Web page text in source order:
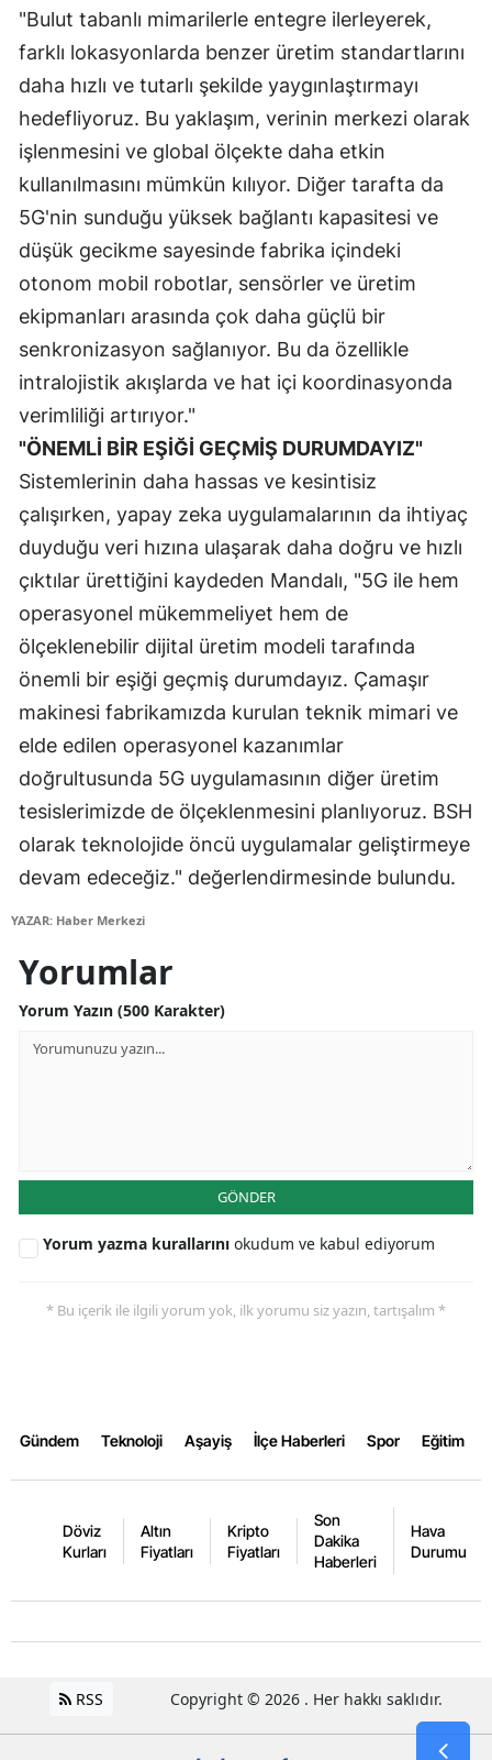
Düzce
"Bulut tabanlı mimarilerle entegre ilerleyerek,
farklı lokasyonlarda benzer üretim standartlarını
daha hızlı ve tutarlı şekilde yaygınlaştırmayı
hedefliyoruz. Bu yaklaşım, verinin merkezi olarak
işlenmesini ve global ölçekte daha etkin
kullanılmasını mümkün kılıyor. Diğer tarafta da
5G'nin sunduğu yüksek bağlantı kapasitesi ve
düşük gecikme sayesinde fabrika içindeki
otonom mobil robotlar, sensörler ve üretim
ekipmanları arasında çok daha güçlü bir
senkronizasyon sağlanıyor. Bu da özellikle
intralojistik akışlarda ve hat içi koordinasyonda
verimliliği artırıyor."
"ÖNEMLİ BİR EŞİĞİ GEÇMİŞ DURUMDAYIZ"
Sistemlerinin daha hassas ve kesintisiz
çalışırken, yapay zeka uygulamalarının da ihtiyaç
duyduğu veri hızına ulaşarak daha doğru ve hızlı
çıktılar ürettiğini kaydeden Mandalı, "5G ile hem
operasyonel mükemmeliyet hem de
ölçeklenebilir dijital üretim modeli tarafında
önemli bir eşiği geçmiş durumdayız. Çamaşır
makinesi fabrikamızda kurulan teknik mimari ve
elde edilen operasyonel kazanımlar
doğrultusunda 5G uygulamasının diğer üretim
tesislerimizde de ölçeklenmesini planlıyoruz. BSH
olarak teknolojide öncü uygulamalar geliştirmeye
devam edeceğiz." değerlendirmesinde bulundu.
YAZAR: Haber Merkezi
Yorumlar
Yorum Yazın (500 Karakter)
GÖNDER
Yorum yazma kurallarını okudum ve kabul ediyorum
* Bu içerik ile ilgili yorum yok, ilk yorumu siz yazın, tartışalım *
Gündem Teknoloji Aşayiş İlçe Haberleri Spor Eğitim
Döviz
Kurları
Altın
Fiyatları
Kripto
Fiyatları
Son
Dakika
Haberleri
Hava
Durumu
RSS Copyright © 2026 . Her hakkı saklıdır.